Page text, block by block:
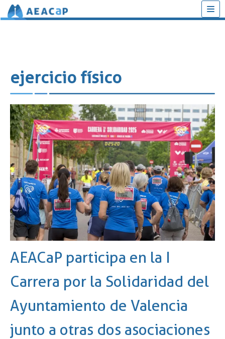
ejercicio físico
AEACaP participa en la I
Carrera por la Solidaridad del
Ayuntamiento de Valencia
junto a otras dos asociaciones